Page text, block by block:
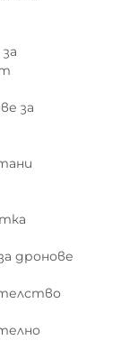
за
дронове